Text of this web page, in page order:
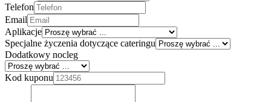
Telefon
Email
Aplikacje
Specjalne życzenia dotyczące cateringu
Dodatkowy nocleg
Kod kuponu